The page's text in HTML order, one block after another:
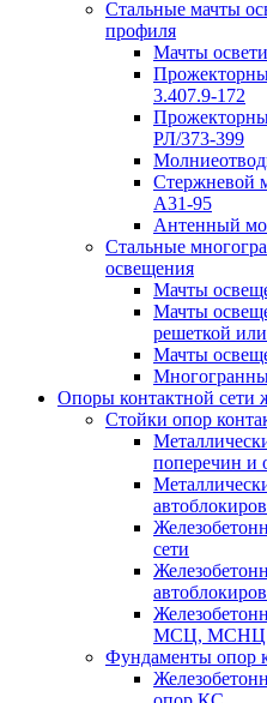
Стальные мачты
профиля
Мачты
3.407.9-172
РЛ/373-399
Стержневой
А31-95
Антенный
Стальные
освещения
Мачты
Мачты
решеткой
Мачты
Опоры контактной сети
Стойки опор
поперечин и
сети
МСЦ, МСНЦ
Фундаменты опор